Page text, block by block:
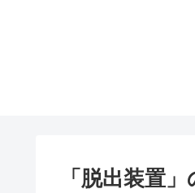
「脱出装置